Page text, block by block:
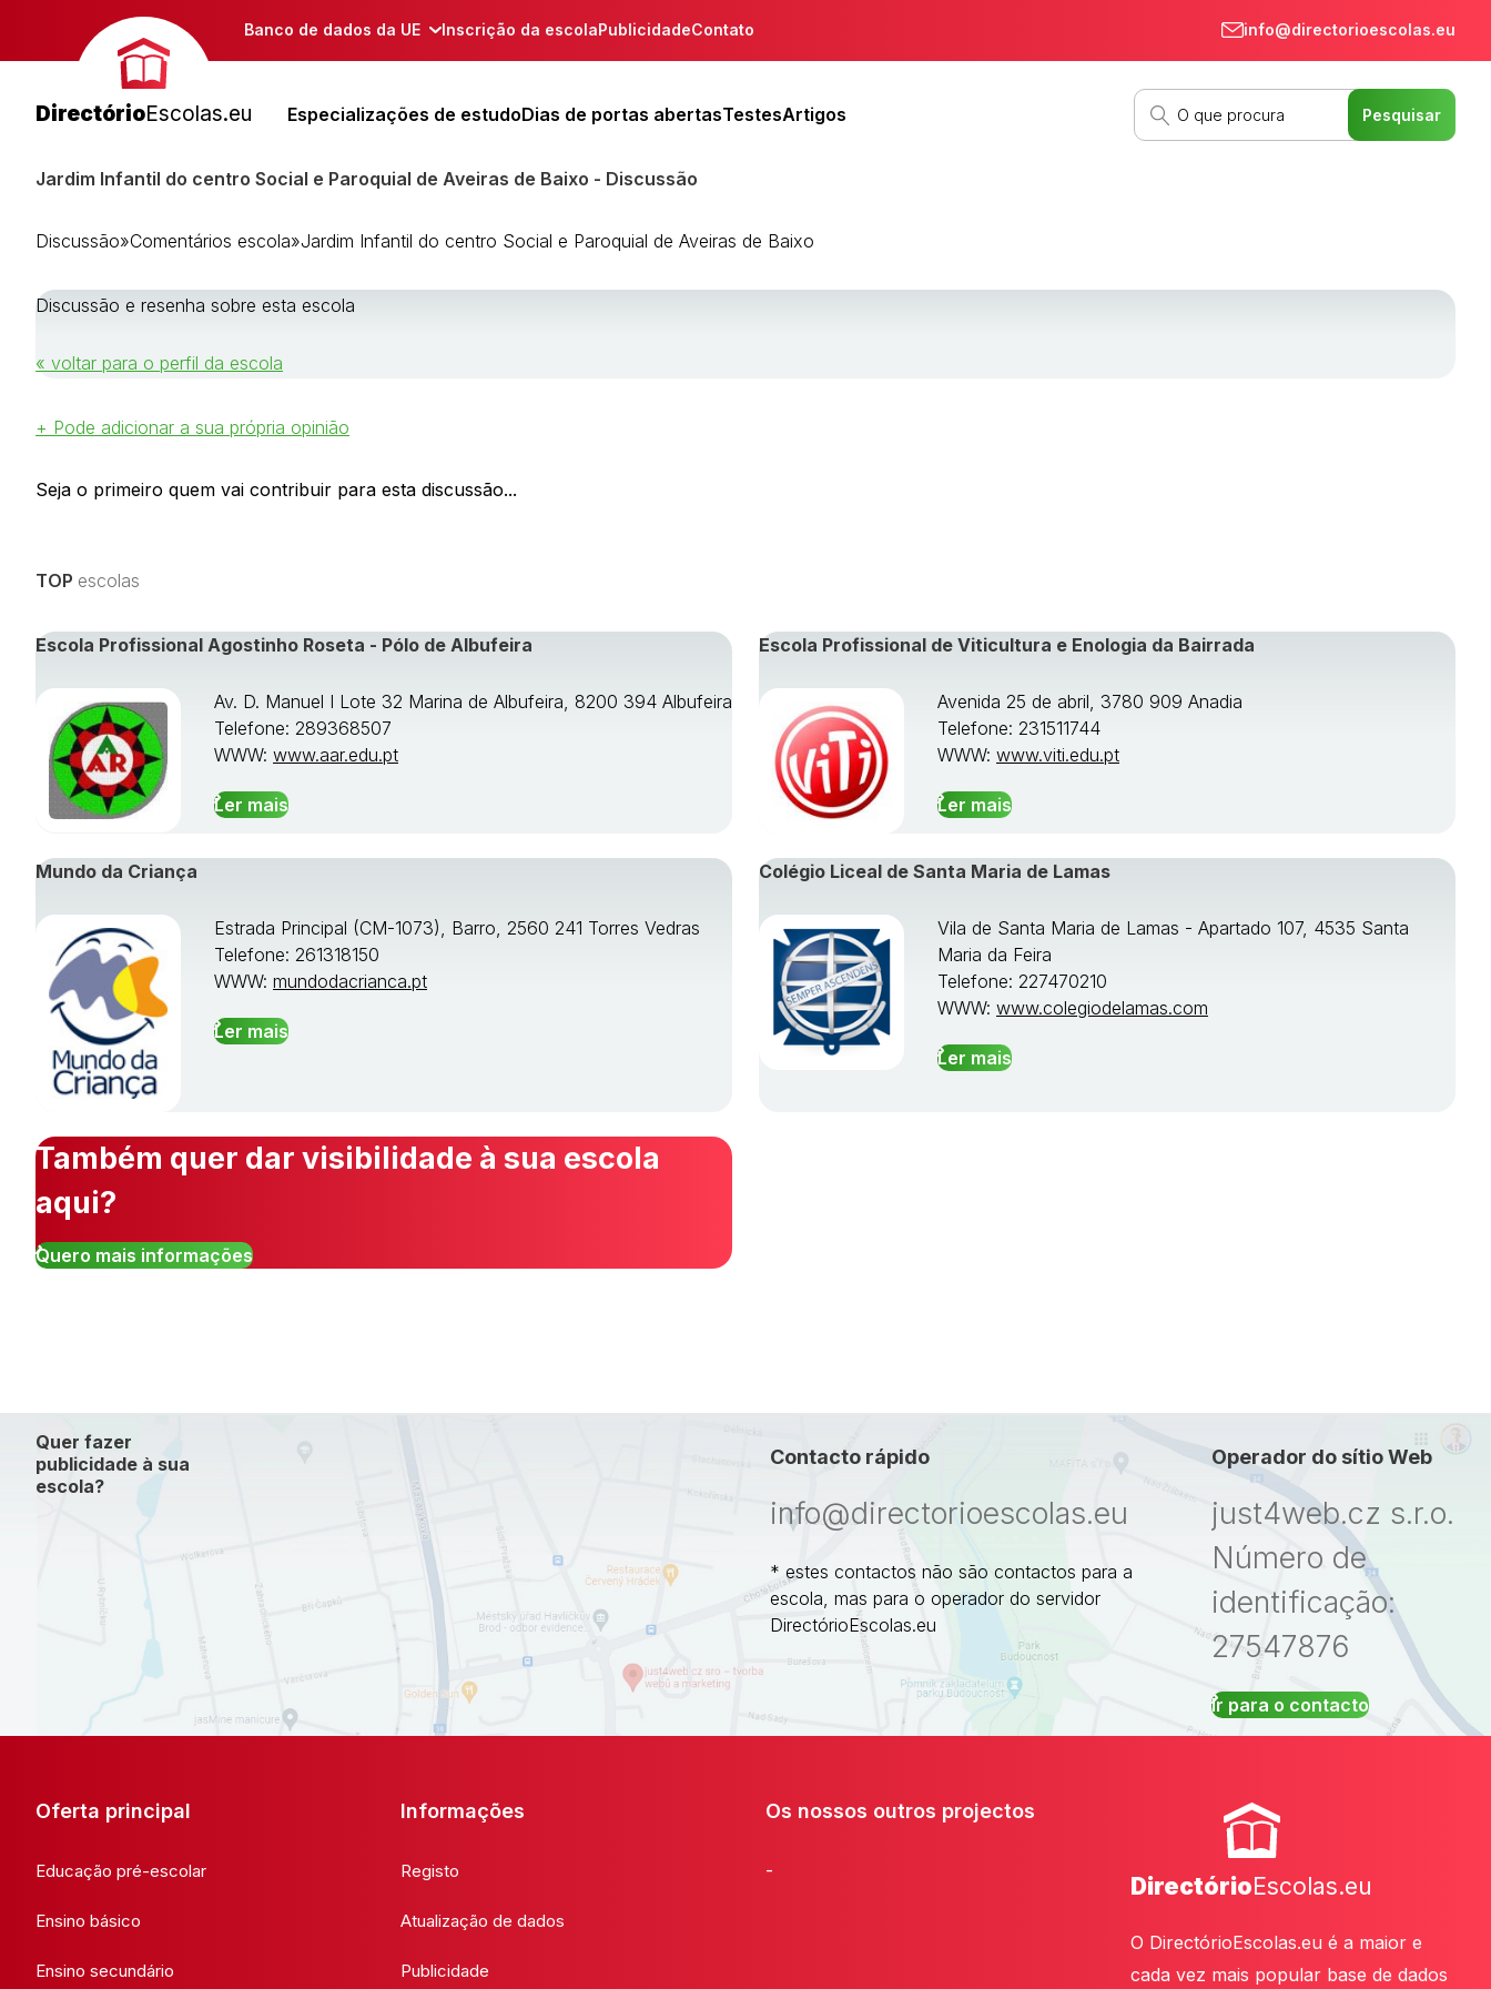
Banco de dados da UE Inscrição da escolaPublicidadeContato info@directorioescolas.eu
DirectórioEscolas.eu Especializações de estudoDias de portas abertasTestesArtigos
Jardim Infantil do centro Social e Paroquial de Aveiras de Baixo - Discussão
Discussão»Comentários escola»Jardim Infantil do centro Social e Paroquial de Aveiras de Baixo
Discussão e resenha sobre esta escola
« voltar para o perfil da escola
+ Pode adicionar a sua própria opinião
Seja o primeiro quem vai contribuir para esta discussão...
TOP escolas
Escola Profissional Agostinho Roseta - Pólo de Albufeira
Av. D. Manuel I Lote 32 Marina de Albufeira, 8200 394 Albufeira
Telefone: 289368507
WWW: www.aar.edu.pt
Ler mais
Escola Profissional de Viticultura e Enologia da Bairrada
Avenida 25 de abril, 3780 909 Anadia
Telefone: 231511744
WWW: www.viti.edu.pt
Ler mais
Mundo da Criança
Estrada Principal (CM-1073), Barro, 2560 241 Torres Vedras
Telefone: 261318150
WWW: mundodacrianca.pt
Ler mais
Colégio Liceal de Santa Maria de Lamas
Vila de Santa Maria de Lamas - Apartado 107, 4535 Santa
Maria da Feira
Telefone: 227470210
WWW: www.colegiodelamas.com
Ler mais
Também quer dar visibilidade à sua escola
aqui?
Quero mais informações
Quer fazer
publicidade à sua
escola?
Contacto rápido
info@directorioescolas.eu
* estes contactos não são contactos para a
escola, mas para o operador do servidor
DirectórioEscolas.eu
Operador do sítio Web
just4web.cz s.r.o.
Número de
identificação:
27547876
Ir para o contacto
Oferta principal
Educação pré-escolar
Ensino básico
Ensino secundário
Informações
Registo
Atualização de dados
Publicidade
Os nossos outros projectos
-
DirectórioEscolas.eu
O DirectórioEscolas.eu é a maior e
cada vez mais popular base de dados